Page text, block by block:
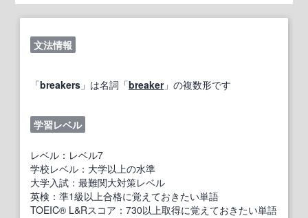
文法情報
「breakers 」は名詞「breaker」の複数形です
学習レベル
レベル：レベル7
学校レベル：大学以上の水準
大学入試：最難関大対策レベル
英検：準1級以上合格に覚えておきたい単語
TOEIC® L&Rスコア：730以上取得に覚えておきたい単語